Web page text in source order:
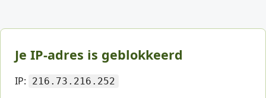
Je IP-adres is geblokkeerd
IP: 216.73.216.252